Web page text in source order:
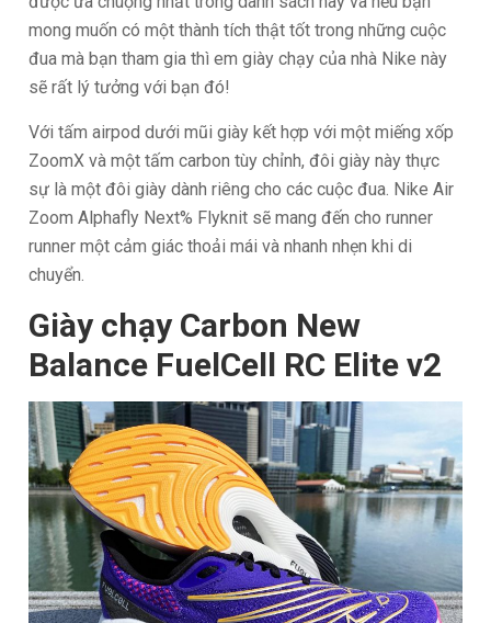
mong muốn có một thành tích thật tốt trong những cuộc
đua mà bạn tham gia thì em giày chạy của nhà Nike này
sẽ rất lý tưởng với bạn đó!
Với tấm airpod dưới mũi giày kết hợp với một miếng xốp
ZoomX và một tấm carbon tùy chỉnh, đôi giày này thực
sự là một đôi giày dành riêng cho các cuộc đua. Nike Air
Zoom Alphafly Next% Flyknit sẽ mang đến cho runner
runner một cảm giác thoải mái và nhanh nhẹn khi di
chuyển.
Giày chạy Carbon New
Balance FuelCell RC Elite v2